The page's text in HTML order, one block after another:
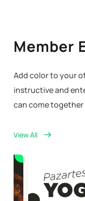
Member
Add color to your
instructive and
can come
View All